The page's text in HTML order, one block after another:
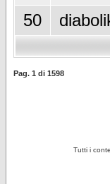
50
Pag. 1 di 1598
Tutti i